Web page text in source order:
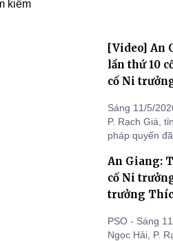
kiếm
[Video] An
lần thứ 10
cố Ni
Sáng 11/5/
P. Rạch Giá,
pháp quyến
Liên - là
An Giang:
cố Ni
trưởng
PSO - Sáng
Ngọc Hải, P.